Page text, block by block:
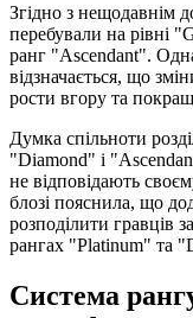
Згідно з нещодавнім
перебували на рівні
ранг "Ascendant".
відзначається, що
рости вгору та
Думка спільноти
"Diamond" і
не відповідають
блозі пояснила, що
розподілити гравців
рангах "Platinum" та
Система